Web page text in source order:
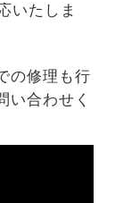
いたしま
の修理も行
い合わせく